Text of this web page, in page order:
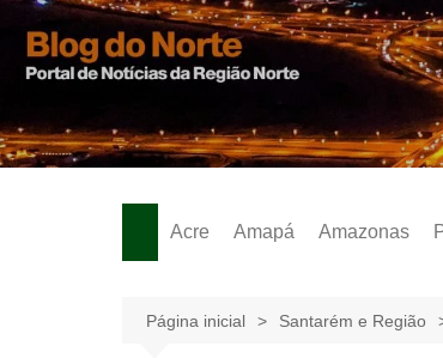
para
Acre Amapá Amazonas
Página inicial Santarém e Região